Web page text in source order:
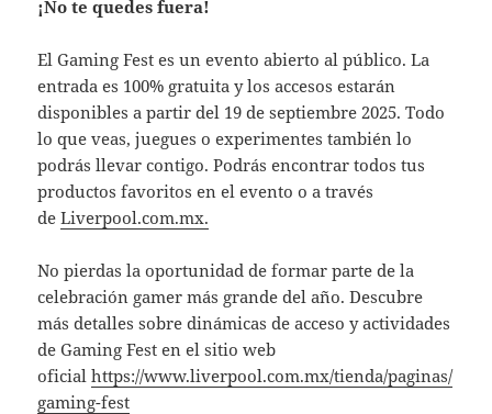
¡No te quedes fuera!
El Gaming Fest es un evento abierto al público. La
entrada es 100% gratuita y los accesos estarán
disponibles a partir del 19 de septiembre 2025. Todo
lo que veas, juegues o experimentes también lo
podrás llevar contigo. Podrás encontrar todos tus
productos favoritos en el evento o a través
deLiverpool.com.mx.
No pierdas la oportunidad de formar parte de la
celebración gamer más grande del año. Descubre
más detalles sobre dinámicas de acceso y actividades
de Gaming Fest en el sitio web
oficialhttps://www.liverpool.com.mx/tienda/paginas/
gaming-fest